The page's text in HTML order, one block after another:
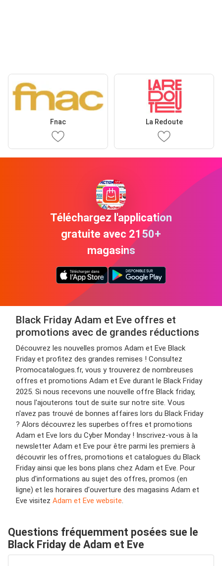
Fnac La Redoute
Téléchargez l'application
gratuite avec 2150+
magasins
Black Friday Adam et Eve offres et
promotions avec de grandes réductions
Découvrez les nouvelles promos Adam et Eve Black
Friday et profitez des grandes remises ! Consultez
Promocatalogues.fr, vous y trouverez de nombreuses
offres et promotions Adam et Eve durant le Black Friday
2025. Si nous recevons une nouvelle offre Black friday,
nous l'ajouterons tout de suite sur notre site. Vous
n'avez pas trouvé de bonnes affaires lors du Black Friday
? Alors découvrez les superbes offres et promotions
Adam et Eve lors du Cyber Monday ! Inscrivez-vous à la
newsletter Adam et Eve pour être parmi les premiers à
découvrir les offres, promotions et catalogues du Black
Friday ainsi que les bons plans chez Adam et Eve. Pour
plus d'informations au sujet des offres, promos (en
ligne) et les horaires d'ouverture des magasins Adam et
Eve visitez Adam et Eve website.
Questions fréquemment posées sue le
Black Friday de Adam et Eve